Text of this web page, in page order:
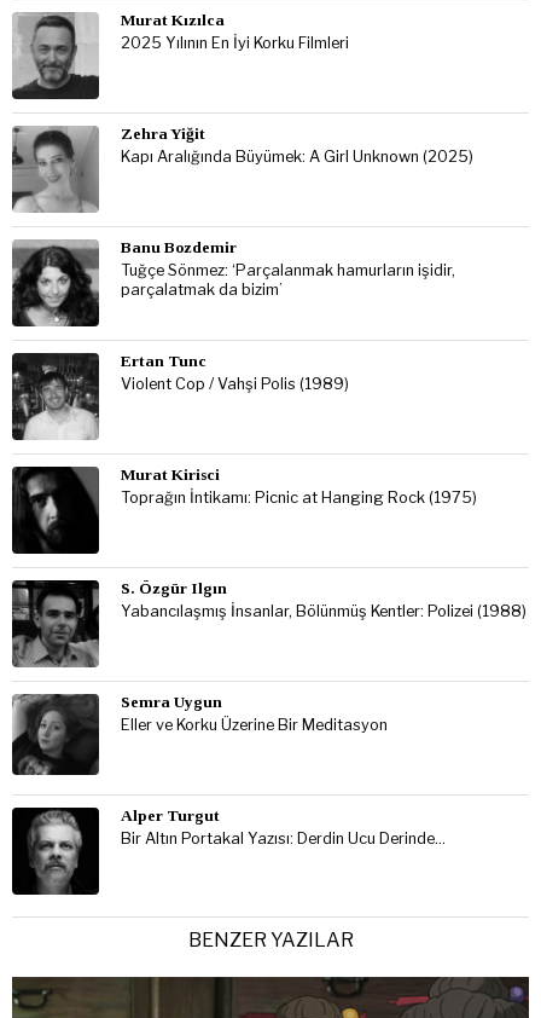
Murat Kızılca
2025 Yılının En İyi Korku Filmleri
Zehra Yiğit
Kapı Aralığında Büyümek: A Girl Unknown (2025)
Banu Bozdemir
Tuğçe Sönmez: ‘Parçalanmak hamurların işidir,
parçalatmak da bizim’
Ertan Tunc
Violent Cop / Vahşi Polis (1989)
Murat Kirisci
Toprağın İntikamı: Picnic at Hanging Rock (1975)
S. Özgür Ilgın
Yabancılaşmış İnsanlar, Bölünmüş Kentler: Polizei (1988)
Semra Uygun
Eller ve Korku Üzerine Bir Meditasyon
Alper Turgut
Bir Altın Portakal Yazısı: Derdin Ucu Derinde…
BENZER YAZILAR